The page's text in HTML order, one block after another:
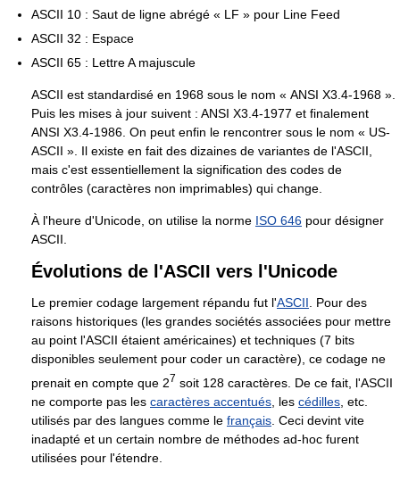
ASCII 10 : Saut de ligne abrégé « LF » pour Line Feed
ASCII 32 : Espace
ASCII 65 : Lettre A majuscule
ASCII est standardisé en 1968 sous le nom « ANSI X3.4-1968 ».
Puis les mises à jour suivent : ANSI X3.4-1977 et finalement
ANSI X3.4-1986. On peut enfin le rencontrer sous le nom « US-
ASCII ». Il existe en fait des dizaines de variantes de l'ASCII,
mais c'est essentiellement la signification des codes de
contrôles (caractères non imprimables) qui change.
À l'heure d'Unicode, on utilise la norme ISO 646 pour désigner
ASCII.
Évolutions de l'ASCII vers l'Unicode
Le premier codage largement répandu fut l'ASCII . Pour des
raisons historiques (les grandes sociétés associées pour mettre
au point l'ASCII étaient américaines) et techniques (7 bits
disponibles seulement pour coder un caractère), ce codage ne
prenait en compte que 27 soit 128 caractères. De ce fait, l'ASCII
ne comporte pas les caractères accentués , les cédilles , etc.
utilisés par des langues comme le français . Ceci devint vite
inadapté et un certain nombre de méthodes ad-hoc furent
utilisées pour l'étendre.